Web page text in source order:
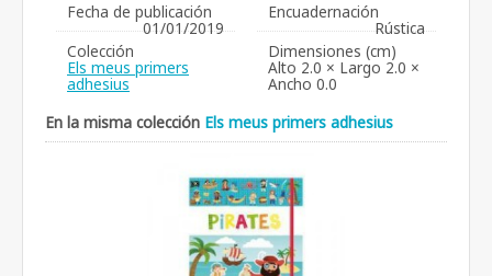
Fecha de publicación
01/01/2019
Colección
Els meus primers
adhesius
Encuadernación
Rústica
Dimensiones (cm)
Alto 2.0 × Largo 2.0 ×
Ancho 0.0
En la misma colección Els meus primers adhesius